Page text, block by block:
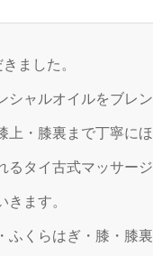
ました。
シャルオイルをブレ
・膝裏まで丁寧に
るタイ古式マッサー
ます。
ふくらはぎ・膝・膝